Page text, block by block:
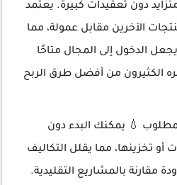
دون تعقيدات كبيرة. يعتمد
الآخرين مقابل عمولة، مما
الدخول إلى المجال متاحًا
الكثيرون من أفضل طرق الربح
💧 يمكنك البدء دون
أو تخزينها، مما يقلل التكاليف
مقارنة بالمشاريع التقليدية.